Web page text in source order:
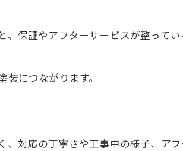
保証やアフターサービスが整ってい
につながります。
、対応の丁寧さや工事中の様子、アフ